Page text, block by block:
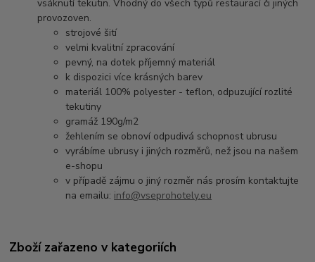
vsáknutí tekutin. Vhodný do všech typů restaurací či jiných
provozoven.
strojové šití
velmi kvalitní zpracování
pevný, na dotek příjemný materiál
k dispozici více krásných barev
materiál 100% polyester - teflon, odpuzující rozlité
tekutiny
gramáž 190g/m2
žehlením se obnoví odpudivá schopnost ubrusu
vyrábíme ubrusy i jiných rozměrů, než jsou na našem
e-shopu
v případě zájmu o jiný rozměr nás prosím kontaktujte
na emailu: info@vseprohotely.eu
Zboží zařazeno v kategoriích